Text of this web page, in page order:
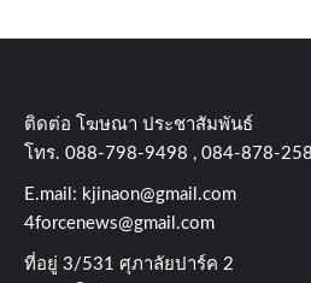
ติดต่อ​ โฆษณา​ ประชาสัมพันธ์
โทร​. 088-798-9498 , 084-878-
E.mail: kjinaon@gmail.com
4forcenews@gmail.com
ที่อยู่​ 3/531​ ศุภาลัยปาร์ค​ 2